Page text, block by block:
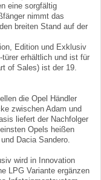
eine sorgfältig
nimmt das
breiten Stand auf der
Edition und Exklusiv
erhältlich und ist für
of Sales) ist der 19.
die Opel Händler
zwischen Adam und
liefert der Nachfolger
Opels heißen
Dacia Sandero.
wird in Innovation
LPG Variante ergänzen